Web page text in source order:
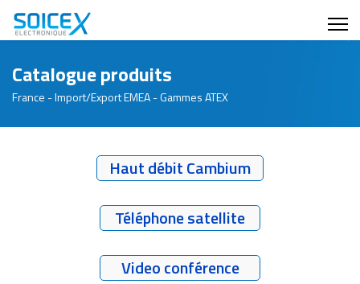
Catalogue produits
France - Import/Export EMEA - Gammes ATEX
Haut débit Cambium
Téléphone satellite
Video conférence